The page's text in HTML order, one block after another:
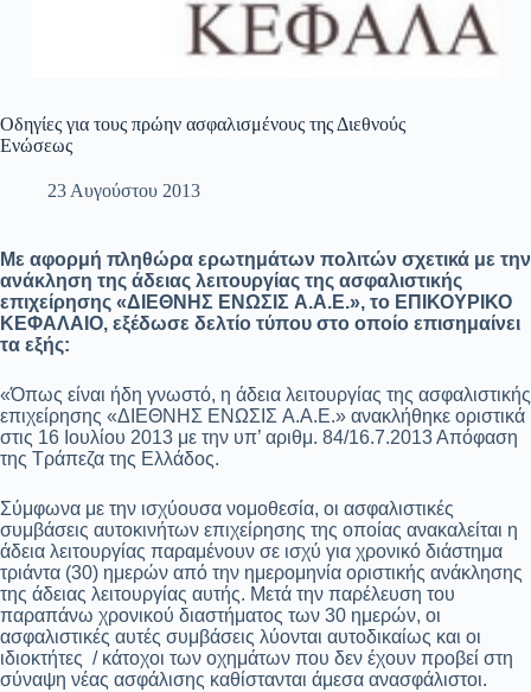
Οδηγίες για τους πρώην ασφαλισμένους της Διεθνούς
Ενώσεως
23 Αυγούστου 2013
Με αφορμή πληθώρα ερωτημάτων πολιτών σχετικά με την
ανάκληση της άδειας λειτουργίας της ασφαλιστικής
επιχείρησης «ΔΙΕΘΝΗΣ ΕΝΩΣΙΣ A.A.E.», το ΕΠΙΚΟΥΡΙΚΟ
ΚΕΦΑΛΑΙΟ, εξέδωσε δελτίο τύπου στο οποίο επισημαίνει
τα εξής:
«Όπως είναι ήδη γνωστό, η άδεια λειτουργίας της ασφαλιστικής
επιχείρησης «ΔΙΕΘΝΗΣ ΕΝΩΣΙΣ A.A.E.» ανακλήθηκε οριστικά
στις 16 Ιουλίου 2013 με την υπ’ αριθμ. 84/16.7.2013 Απόφαση
της Τράπεζα της Ελλάδος.
Σύμφωνα με την ισχύουσα νομοθεσία, οι ασφαλιστικές
συμβάσεις αυτοκινήτων επιχείρησης της οποίας ανακαλείται η
άδεια λειτουργίας παραμένουν σε ισχύ για χρονικό διάστημα
τριάντα (30) ημερών από την ημερομηνία οριστικής ανάκλησης
της άδειας λειτουργίας αυτής. Μετά την παρέλευση του
παραπάνω χρονικού διαστήματος των 30 ημερών, οι
ασφαλιστικές αυτές συμβάσεις λύονται αυτοδικαίως και οι
ιδιοκτήτες / κάτοχοι των οχημάτων που δεν έχουν προβεί στη
σύναψη νέας ασφάλισης καθίστανται άμεσα ανασφάλιστοι.